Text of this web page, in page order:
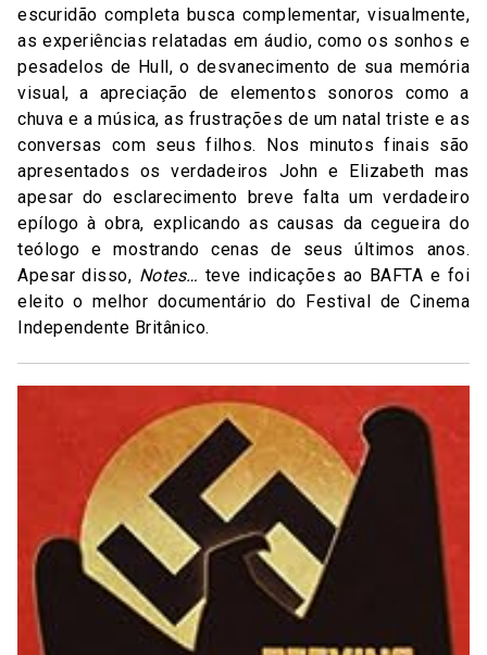
escuridão completa busca complementar, visualmente,
as experiências relatadas em áudio, como os sonhos e
pesadelos de Hull, o desvanecimento de sua memória
visual, a apreciação de elementos sonoros como a
chuva e a música, as frustrações de um natal triste e as
conversas com seus filhos. Nos minutos finais são
apresentados os verdadeiros John e Elizabeth mas
apesar do esclarecimento breve falta um verdadeiro
epílogo à obra, explicando as causas da cegueira do
teólogo e mostrando cenas de seus últimos anos.
Apesar disso, Notes… teve indicações ao BAFTA e foi
eleito o melhor documentário do Festival de Cinema
Independente Britânico.